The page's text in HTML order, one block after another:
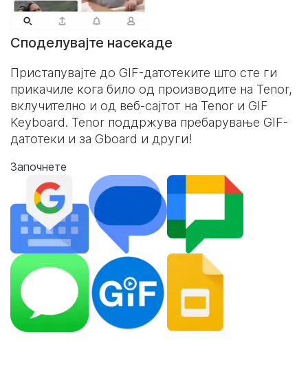
Споделувајте насекаде
Пристапувајте до GIF-датотеките што сте ги
прикачиле кога било од производите на Tenor,
вклучително и од веб-сајтот на Tenor и GIF
Keyboard. Tenor поддржува пребарување GIF-
датотеки и за Gboard и други!
Започнете